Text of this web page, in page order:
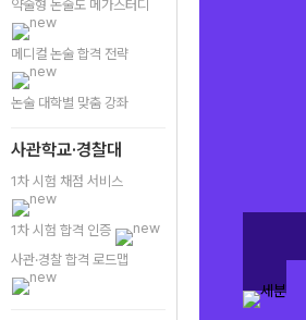
약술형 논술도 메가스터디
메디컬 논술 합격 전략
논술 대학별 맞춤 강좌
사관학교·경찰대
1차 시험 채점 서비스
1차 시험 합격 인증
사관·경찰 합격 로드맵